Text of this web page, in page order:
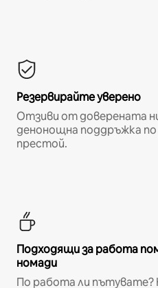
Резервирайте уверено
Отзиви от доверената
денонощна поддръжка по
престой.
Подходящи за работа
номади
По работа ли